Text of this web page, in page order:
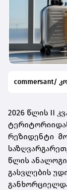
commersant/
2026 წლის II
რეზიდენტი
წლის
გასვლების